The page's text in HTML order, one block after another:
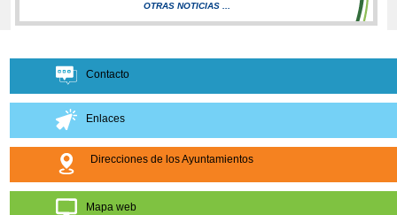
OTRAS NOTICIAS ...
Contacto
Enlaces
Direcciones de los Ayuntamientos
Mapa web